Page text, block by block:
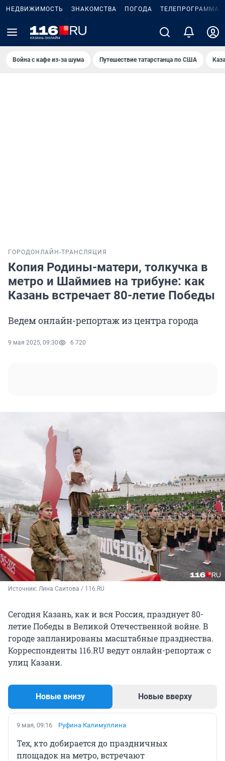
НЕДВИЖИМОСТЬ ЗНАКОМСТВА ПОГОДА ТЕЛЕПРОГРАММА
Война с кафе из-за шума Путешествие татарстанца по США
ГОРОДОНЛАЙН-ТРАНСЛЯЦИЯ
Копия Родины-матери, толкучка в
метро и Шаймиев на трибуне: как
Казань встречает 80-летие Победы
Ведем онлайн-репортаж из центра города
9 мая 2025, 09:30 6 720
Источник: Лина Саитова / 116.RU
Сегодня Казань, как и вся Россия, празднует 80-
летие Победы в Великой Отечественной войне. В
городе запланированы масштабные празднества.
Корреспонденты 116.RU ведут онлайн-репортаж с
улиц Казани.
Новые внизу Новые вверху
9 мая, 09:16 Руфина Калимуллина
Тех, кто добирается до праздничных
площадок на метро, встречают